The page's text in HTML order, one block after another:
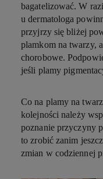
bagatelizować. W
u dermatologa
przyjrzy się bliżej
plamkom na twarzy,
chorobowe.
jeśli plamy
Co na plamy na
kolejności należy
poznanie przyczyny
to zrobić zanim
zmian w codziennej